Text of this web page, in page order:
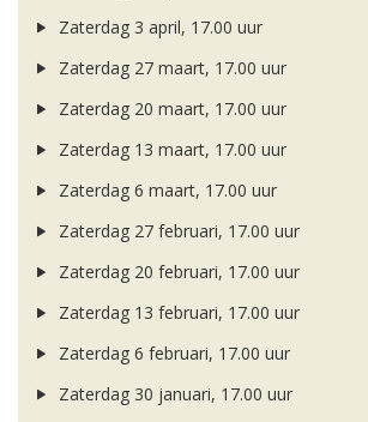
Zaterdag 3 april, 17.00 uur
Zaterdag 27 maart, 17.00 uur
Zaterdag 20 maart, 17.00 uur
Zaterdag 13 maart, 17.00 uur
Zaterdag 6 maart, 17.00 uur
Zaterdag 27 februari, 17.00 uur
Zaterdag 20 februari, 17.00 uur
Zaterdag 13 februari, 17.00 uur
Zaterdag 6 februari, 17.00 uur
Zaterdag 30 januari, 17.00 uur